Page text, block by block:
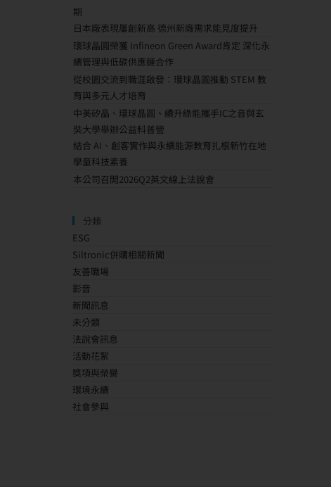
期
日本廠表現屢創新高 德州新廠需求能見度提升
環球晶圓榮獲 Infineon Green Award肯定 深化永
續管理與低碳供應鏈合作
從校園交流到職涯啟發：環球晶圓推動 STEM 教
育與多元人才培育
中美矽晶、環球晶圓、續升綠能攜手IC之音與玄
奘大學舉辦公益科普營
結合 AI、創客實作與永續能源教育扎根新竹在地
學童科技素養
本公司召開2026Q2英文線上法說會
分類
ESG
Siltronic併購相關新聞
友善職場
影音
新聞訊息
未分類
法說會訊息
活動花絮
獎項與榮譽
環境永續
社會參與